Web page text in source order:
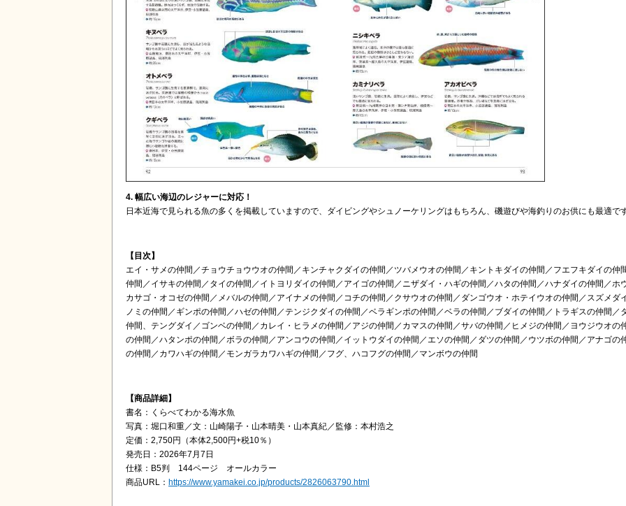
4. 幅広い海辺のレジャーに対応！
日本近海で見られる魚の多くを掲載していますので、ダイビングやシュノーケリングはもちろん、磯遊びや海釣りのお供にも最適です
【目次】
エイ・サメの仲間／チョウチョウウオの仲間／キンチャクダイの仲間／ツバメウオの仲間／キントキダイの仲間／フエフキダイの仲
仲間／イサキの仲間／タイの仲間／イトヨリダイの仲間／アイゴの仲間／ニザダイ・ハギの仲間／ハタの仲間／ハナダイの仲間／ホ
カサゴ・オコゼの仲間／メバルの仲間／アイナメの仲間／コチの仲間／クサウオの仲間／ダンゴウオ・ホテイウオの仲間／スズメダ
ノミの仲間／ギンポの仲間／ハゼの仲間／テンジクダイの仲間／ベラギンポの仲間／ベラの仲間／ブダイの仲間／トラギスの仲間／
仲間、テングダイ／ゴンベの仲間／カレイ・ヒラメの仲間／アジの仲間／カマスの仲間／サバの仲間／ヒメジの仲間／ヨウジウオの
の仲間／ハタンポの仲間／ボラの仲間／アンコウの仲間／イットウダイの仲間／エソの仲間／ダツの仲間／ウツボの仲間／アナゴの
の仲間／カワハギの仲間／モンガラカワハギの仲間／フグ、ハコフグの仲間／マンボウの仲間
【商品詳細】
書名：くらべてわかる海水魚
写真：堀⼝和重／文：山崎陽子・山本晴美・山本真紀／監修：本村浩之
定価：2,750円（本体2,500円+税10％）
発売日：2026年7月7日
仕様：B5判 144ページ オールカラー
商品URL： https://www.yamakei.co.jp/products/2826063790.html